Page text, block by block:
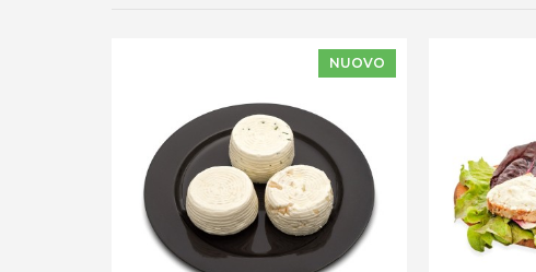
NUOVO